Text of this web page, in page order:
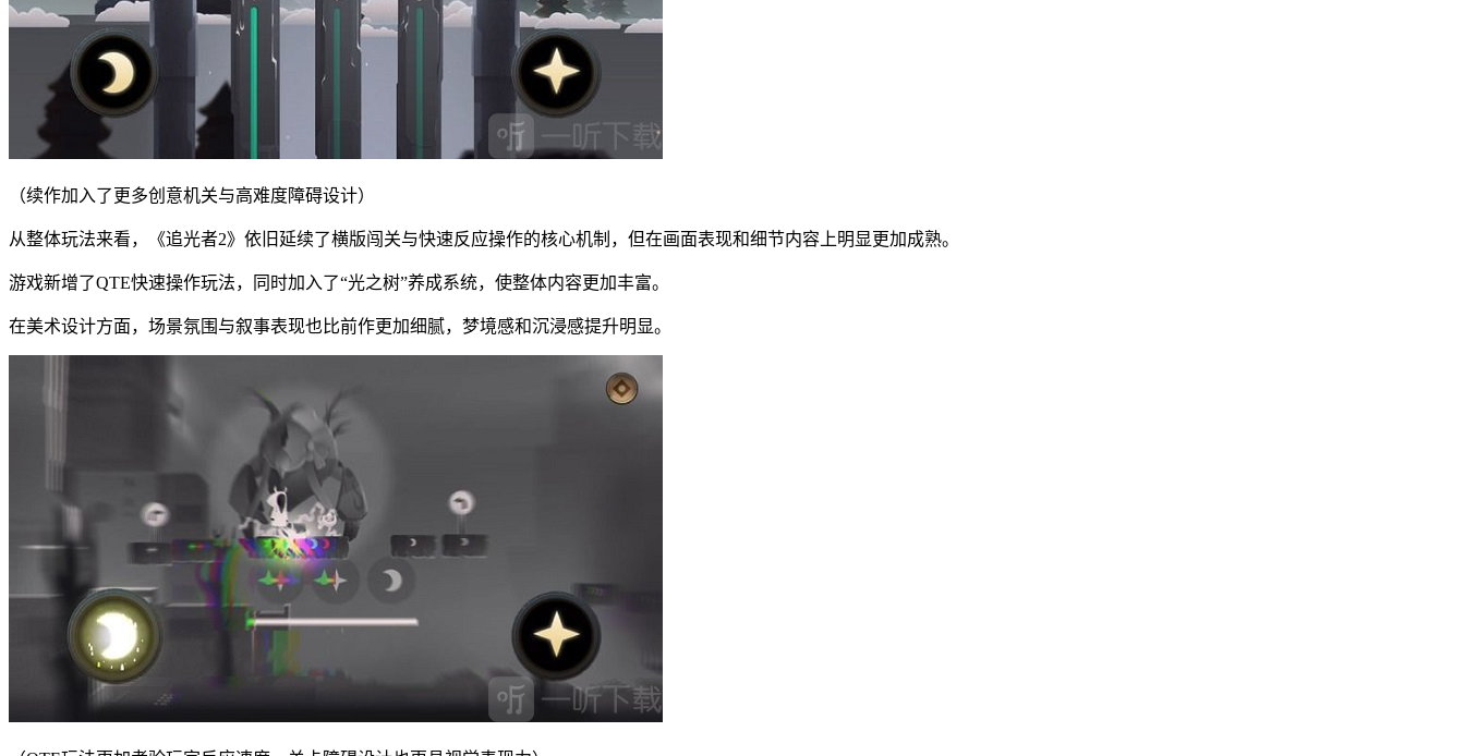
（续作加入了更多创意机关与高难度障碍设计）
从整体玩法来看，《追光者2》依旧延续了横版闯关与快速反应操作的核心机制，但在画面表现和细节内容上明显更加成熟。
游戏新增了QTE快速操作玩法，同时加入了“光之树”养成系统，使整体内容更加丰富。
在美术设计方面，场景氛围与叙事表现也比前作更加细腻，梦境感和沉浸感提升明显。